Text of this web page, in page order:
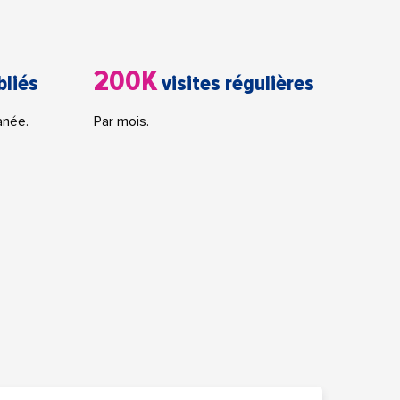
200Kvisites régulières
Par mois.